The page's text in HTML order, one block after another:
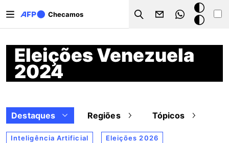
Checamos
Search
Modo
escuro
Eleições Venezuela
2024
Destaques Regiões Tópicos
Inteligência Artificial Eleições 2026